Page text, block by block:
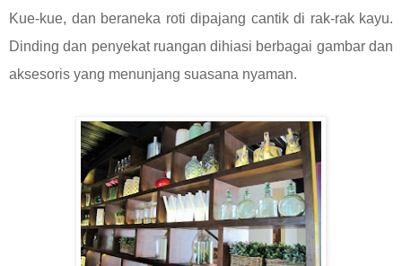
Kue-kue, dan beraneka roti dipajang cantik di rak-rak kayu.
Dinding dan penyekat ruangan dihiasi berbagai gambar dan
aksesoris yang menunjang suasana nyaman.